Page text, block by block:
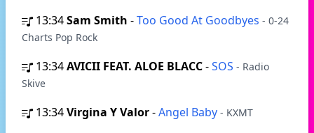
13:34Sam Smith -Too Good At Goodbyes - 0-24
Charts Pop Rock
13:34AVICII FEAT. ALOE BLACC-SOS - Radio
Skive
13:34Virgina Y Valor-Angel Baby - KXMT